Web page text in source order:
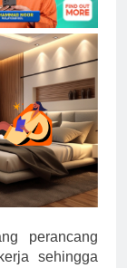
perancang
sehingga